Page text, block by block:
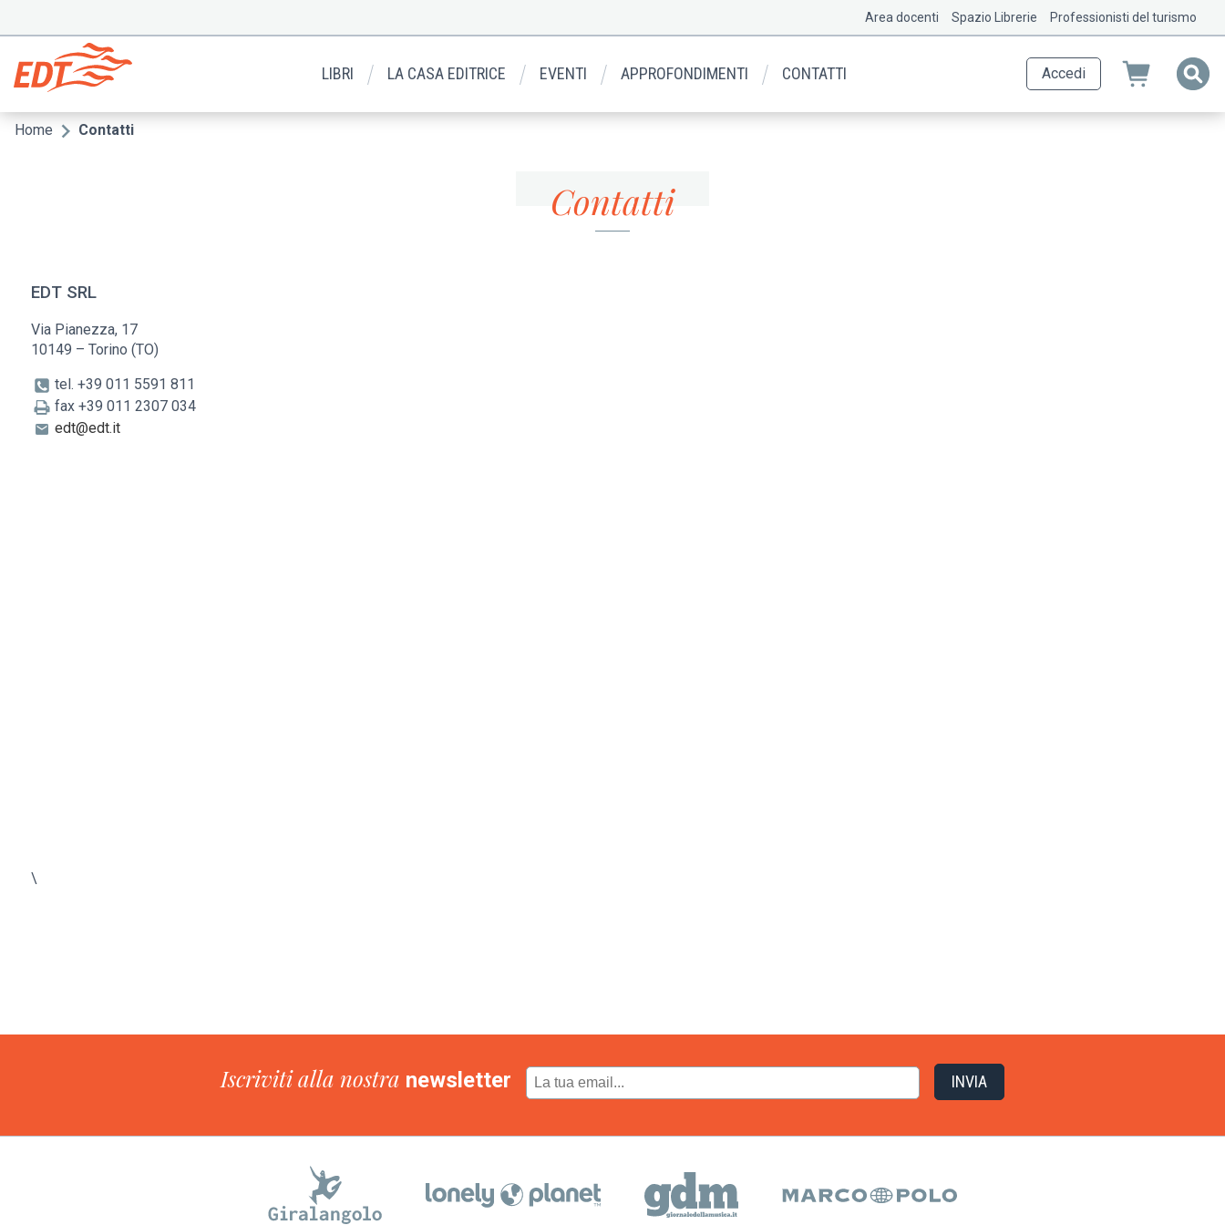
contenuto
principale
Menu
secondario
Area docenti Spazio Librerie Professionisti del turismo
LIBRI LA CASA EDITRICE EVENTI APPROFONDIMENTI CONTATTI Accedi
Briciole
Home Contatti
Contatti
EDT SRL
Via Pianezza, 17
10149 – Torino (TO)
tel. +39 011 5591 811
fax +39 011 2307 034
edt@edt.it
\
Iscriviti alla nostra newsletter